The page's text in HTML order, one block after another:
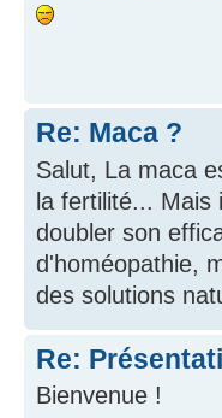
Re: Maca ?
Salut, La maca
la fertilité... Mais
doubler son
d'homéopathie,
des solutions
Re:
Bienvenue !